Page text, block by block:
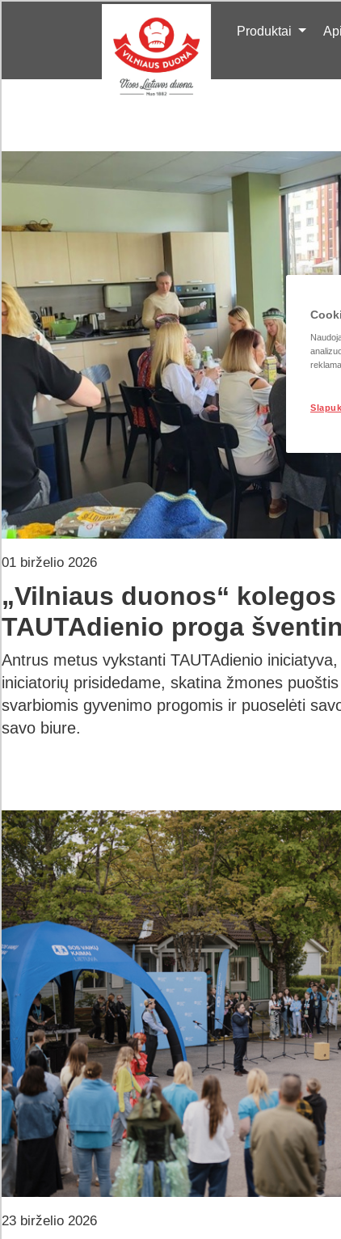
Produktai
01 birželio 2026
„Vilniaus duonos“
TAUTAdienio proga
Antrus metus vykstanti TAUTAdienio
iniciatorių prisidedame, skatina žmones
svarbiomis gyvenimo progomis ir puoselėti
savo biure.
23 birželio 2026